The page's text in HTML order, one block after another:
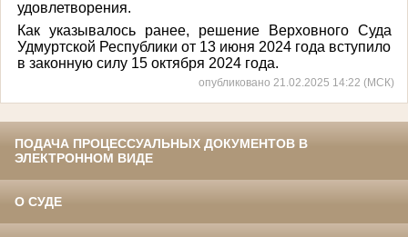
удовлетворения.
Как указывалось ранее, решение Верховного Суда
Удмуртской Республики от 13 июня 2024 года вступило
в законную силу 15 октября 2024 года.
опубликовано 21.02.2025 14:22 (МСК)
ПОДАЧА ПРОЦЕССУАЛЬНЫХ ДОКУМЕНТОВ В
ЭЛЕКТРОННОМ ВИДЕ
О СУДЕ